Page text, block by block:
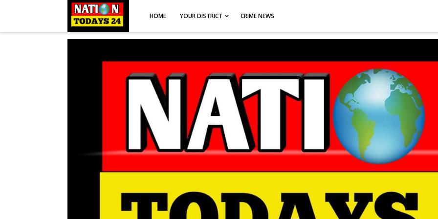
HOME YOUR DISTRICT CRIME NEWS